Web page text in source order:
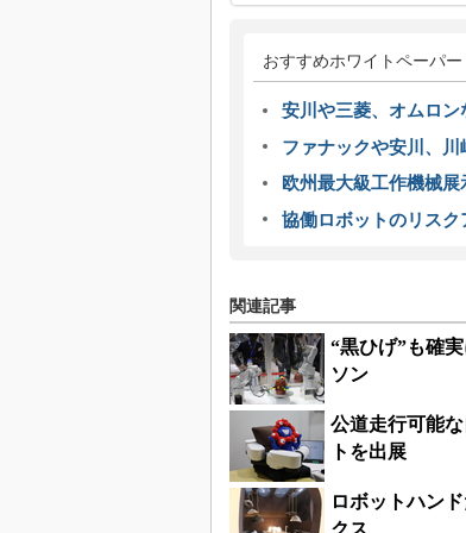
おすすめホワイトペーパー
安川や三菱、オムロ
ファナックや安川、
欧州最大級工作機械
協働ロボットのリス
関連記事
“黒ひげ”も確
ソン
公道走行可能
トを出展
ロボットハン
クス